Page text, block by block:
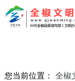
您当前位置： 全椒